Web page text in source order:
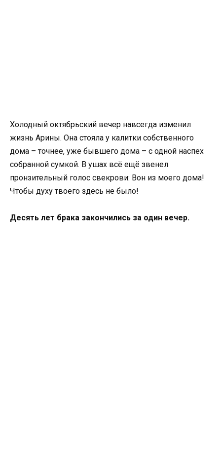
Холодный октябрьский вечер навсегда изменил
жизнь Арины. Она стояла у калитки собственного
дома – точнее, уже бывшего дома – с одной наспех
собранной сумкой. В ушах всё ещё звенел
пронзительный голос свекрови: Вон из моего дома!
Чтобы духу твоего здесь не было!
Десять лет брака закончились за один вечер.